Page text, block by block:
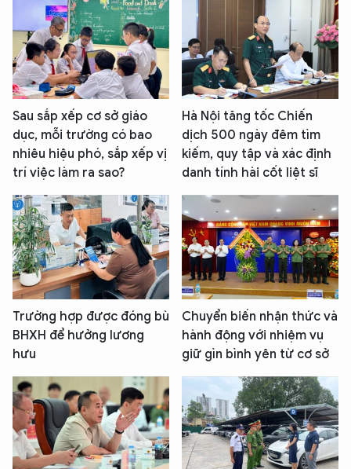
Sau sắp xếp cơ sở giáo
dục, mỗi trường có bao
nhiêu hiệu phó, sắp xếp vị
trí việc làm ra sao?
Hà Nội tăng tốc Chiến
dịch 500 ngày đêm tìm
kiếm, quy tập và xác định
danh tính hài cốt liệt sĩ
Trường hợp được đóng bù
BHXH để hưởng lương
hưu
Chuyển biến nhận thức và
hành động với nhiệm vụ
giữ gìn bình yên từ cơ sở